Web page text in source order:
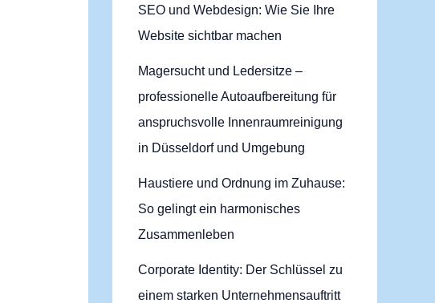
SEO und Webdesign: Wie Sie Ihre
Website sichtbar machen
Magersucht und Ledersitze –
professionelle Autoaufbereitung für
anspruchsvolle Innenraumreinigung
in Düsseldorf und Umgebung
Haustiere und Ordnung im Zuhause:
So gelingt ein harmonisches
Zusammenleben
Corporate Identity: Der Schlüssel zu
einem starken Unternehmensauftritt